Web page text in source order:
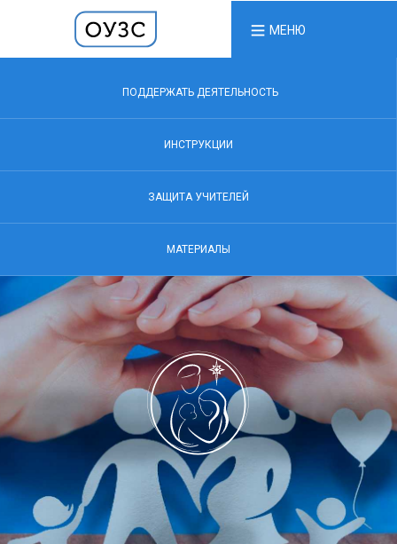
МЕНЮ
ПОДДЕРЖАТЬ ДЕЯТЕЛЬНОСТЬ
ИНСТРУКЦИИ
ЗАЩИТА УЧИТЕЛЕЙ
МАТЕРИАЛЫ